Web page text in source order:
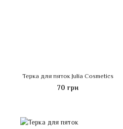
Терка для пяток Julia Cosmetics
70 грн